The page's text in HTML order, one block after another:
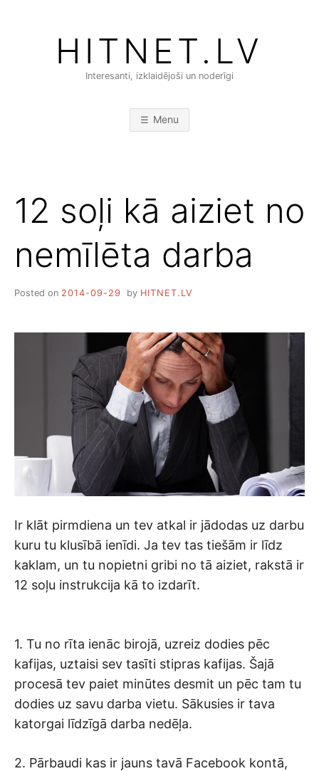
HITNET.LV
Interesanti, izklaidējoši un noderīgi
Menu
12 soļi kā aiziet no
nemīlēta darba
Posted on 2014-09-29 by HITNET.LV
Ir klāt pirmdiena un tev atkal ir jādodas uz darbu
kuru tu klusībā ienīdi. Ja tev tas tiešām ir līdz
kaklam, un tu nopietni gribi no tā aiziet, rakstā ir
12 soļu instrukcija kā to izdarīt.
1. Tu no rīta ienāc birojā, uzreiz dodies pēc
kafijas, uztaisi sev tasīti stipras kafijas. Šajā
procesā tev paiet minūtes desmit un pēc tam tu
dodies uz savu darba vietu. Sākusies ir tava
katorgai līdzīgā darba nedēļa.
2. Pārbaudi kas ir jauns tavā Facebook kontā,